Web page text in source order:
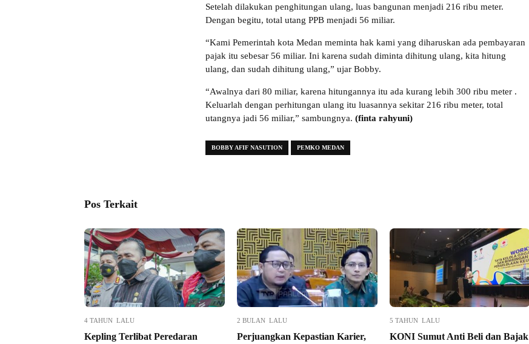
Setelah dilakukan penghitungan ulang, luas bangunan menjadi 216 ribu meter.
Dengan begitu, total utang PPB menjadi 56 miliar.
“Kami Pemerintah kota Medan meminta hak kami yang diharuskan ada pembayaran
pajak itu sebesar 56 miliar. Ini karena sudah diminta dihitung ulang, kita hitung
ulang, dan sudah dihitung ulang,” ujar Bobby.
“Awalnya dari 80 miliar, karena hitungannya itu ada kurang lebih 300 ribu meter .
Keluarlah dengan perhitungan ulang itu luasannya sekitar 216 ribu meter, total
utangnya jadi 56 miliar,” sambungnya. (finta rahyuni)
BOBBY AFIF NASUTION PEMKO MEDAN
Pos Terkait
4 TAHUN LALU
Kepling Terlibat Peredaran
2 BULAN LALU
Perjuangkan Kepastian Karier,
5 TAHUN LALU
KONI Sumut Anti Beli dan Bajak